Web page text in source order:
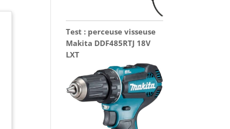
Test : perceuse visseuse
Makita DDF485RTJ 18V
LXT